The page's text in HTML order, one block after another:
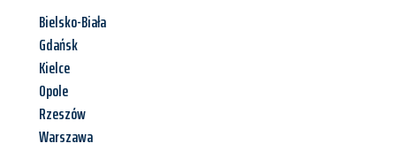
Bielsko-Biała
Gdańsk
Kielce
Opole
Rzeszów
Warszawa